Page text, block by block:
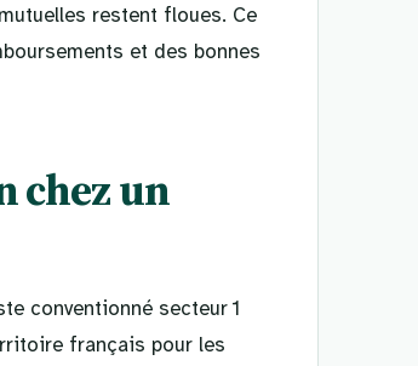
restent floues. Ce
et des bonnes
chez un
conventionné secteur 1
français pour les